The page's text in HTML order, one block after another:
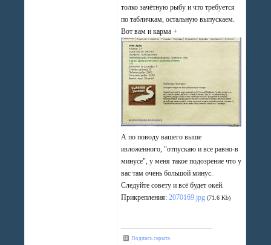
толко зачётную рыбу и что требуется
по табличкам, остальную выпускаем.
Вот вам и карма +
А по поводу вашего выше
изложенного, "отпускаю и все равно-в
минусе", у меня такое подозрение что у
вас там очень большой минус.
Следуйте совету и всё будет окей.
Прикрепления:2070169.jpg (71.6 Kb)
Подпись скрыта